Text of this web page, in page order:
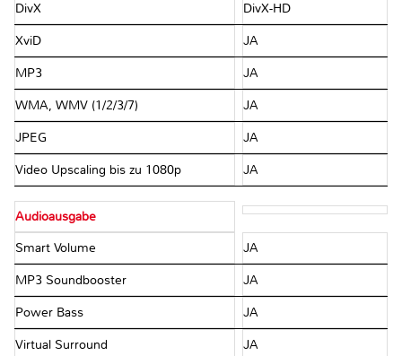
DivX DivX-HD
XviD JA
MP3 JA
WMA, WMV (1/2/3/7) JA
JPEG JA
Video Upscaling bis zu 1080p JA
Audioausgabe
Smart Volume JA
MP3 Soundbooster JA
Power Bass JA
Virtual Surround JA